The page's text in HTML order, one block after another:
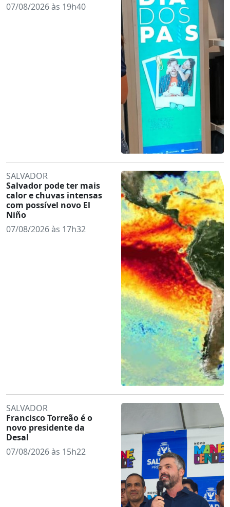
07/08/2026 às 19h40
SALVADOR
Salvador pode ter mais
calor e chuvas intensas
com possível novo El
Niño
07/08/2026 às 17h32
SALVADOR
Francisco Torreão é o
novo presidente da
Desal
07/08/2026 às 15h22